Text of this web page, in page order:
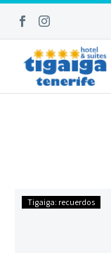
Folleto
Tigaiga: recuerdos